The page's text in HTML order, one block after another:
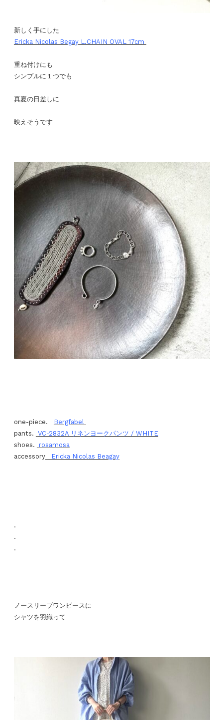
新しく手にした
Ericka Nicolas Begay L.CHAIN OVAL 17cm
重ね付けにも
シンプルに１つでも
真夏の日差しに
映えそうです
one-piece.
Bergfabel
pants. VC-2832A リネンヨークパンツ / WHITE
shoes.
rosamosa
accessory
Ericka Nicolas Beagay
.
.
.
ノースリーブワンピースに
シャツを羽織って